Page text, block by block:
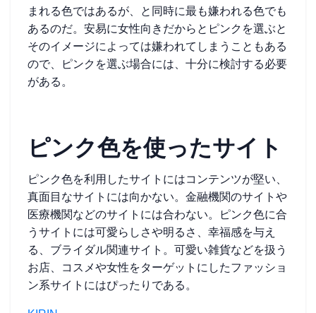
まれる色ではあるが、と同時に最も嫌われる色でも
あるのだ。安易に女性向きだからとピンクを選ぶと
そのイメージによっては嫌われてしまうこともある
ので、ピンクを選ぶ場合には、十分に検討する必要
がある。
ピンク色を使ったサイト
ピンク色を利用したサイトにはコンテンツが堅い、
真面目なサイトには向かない。金融機関のサイトや
医療機関などのサイトには合わない。ピンク色に合
うサイトには可愛らしさや明るさ、幸福感を与え
る、ブライダル関連サイト。可愛い雑貨などを扱う
お店、コスメや女性をターゲットにしたファッショ
ン系サイトにはぴったりである。